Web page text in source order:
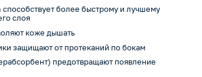
более быстрому и лучшему
слоя
коже дышать
защищают от протеканий по бокам
предотвращают появление